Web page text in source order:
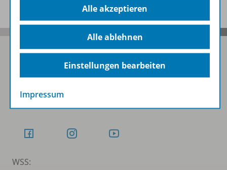
Folgen Sie uns auf Social Media
Schubi:
WSS:
Alle akzeptieren
Alle ablehnen
Einstellungen bearbeiten
Impressum